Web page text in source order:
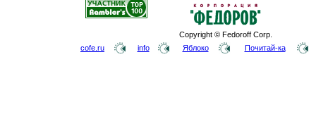
Copyright © Fedoroff Corp.
cofe.ru info Яблоко Почитай-ка